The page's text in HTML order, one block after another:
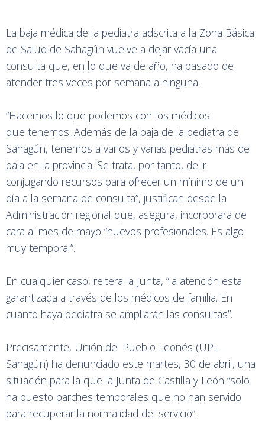
La baja médica de la pediatra adscrita a la Zona Básica
de Salud de Sahagún vuelve a dejar vacía una
consulta que, en lo que va de año, ha pasado de
atender tres veces por semana a ninguna.
“Hacemos lo que podemos con los médicos
que tenemos. Además de la baja de la pediatra de
Sahagún, tenemos a varios y varias pediatras más de
baja en la provincia. Se trata, por tanto, de ir
conjugando recursos para ofrecer un mínimo de un
día a la semana de consulta”, justifican desde la
Administración regional que, asegura, incorporará de
cara al mes de mayo “nuevos profesionales. Es algo
muy temporal”.
En cualquier caso, reitera la Junta, “la atención está
garantizada a través de los médicos de familia. En
cuanto haya pediatra se ampliarán las consultas”.
Precisamente, Unión del Pueblo Leonés (UPL-
Sahagún) ha denunciado este martes, 30 de abril, una
situación para la que la Junta de Castilla y León “solo
ha puesto parches temporales que no han servido
para recuperar la normalidad del servicio”.